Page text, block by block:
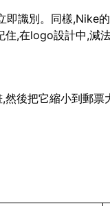
識別。同樣,Nike
,在logo設計中,減
後把它縮小到郵